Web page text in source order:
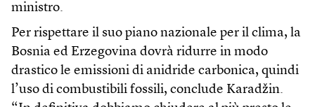
ministro.
Per rispettare il suo piano nazionale per il clima, la
Bosnia ed Erzegovina dovrà ridurre in modo
drastico le emissioni di anidride carbonica, quindi
l’uso di combustibili fossili, conclude Karadžin.